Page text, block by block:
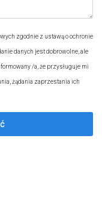
zgodnie z ustawą o ochronie
danych jest dobrowolne, ale
/a, że przysługuje mi
żądania zaprzestania ich